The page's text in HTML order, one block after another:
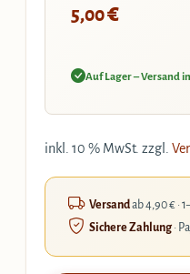
5,00€
Auf Lager – Versand
inkl. 10 % MwSt. zzgl.
Versandab 4,90 € ·
Sichere Zahlung·